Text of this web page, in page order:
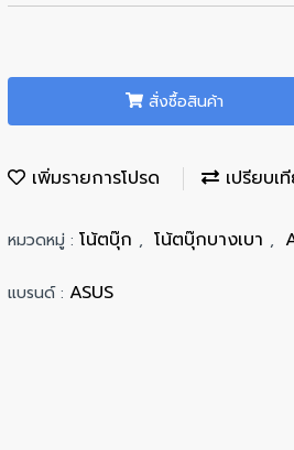
สั่งซื้อสินค้า
เพิ่มรายการโปรด เปรียบเ
หมวดหมู่ : โน้ตบุ๊ก , โน้ตบุ๊กบางเบา ,
แบรนด์ : ASUS